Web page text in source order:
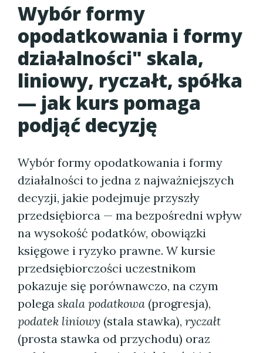
Wybór formy
opodatkowania i formy
działalności" skala,
liniowy, ryczałt, spółka
— jak kurs pomaga
podjąć decyzję
Wybór formy opodatkowania i formy
działalności to jedna z najważniejszych
decyzji, jakie podejmuje przyszły
przedsiębiorca — ma bezpośredni wpływ
na wysokość podatków, obowiązki
księgowe i ryzyko prawne. W kursie
przedsiębiorczości uczestnikom
pokazuje się porównawczo, na czym
polega skala podatkowa (progresja),
podatek liniowy (stala stawka), ryczałt
(prosta stawka od przychodu) oraz